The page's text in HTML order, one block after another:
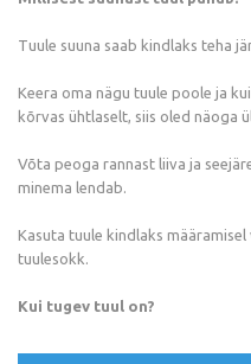
Tuule suuna saab kindlaks teha
Keera oma nägu tuule poole ja
kõrvas ühtlaselt, siis oled näoga
Võta peoga rannast liiva ja
minema lendab.
Kasuta tuule kindlaks
tuulesokk.
Kui tugev tuul on?